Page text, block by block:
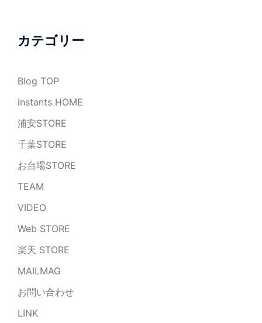
ブ
カテゴリー
Blog TOP
instants HOME
浦安STORE
千葉STORE
お台場STORE
TEAM
VIDEO
Web STORE
楽天 STORE
MAILMAG
お問い合わせ
LINK